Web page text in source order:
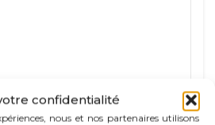
confidentialité
nous et nos partenaires utilisons
de mes données